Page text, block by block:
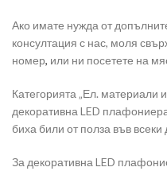
Ако имате нужда от
консултация с нас, моля
номер, или ни посетете на
Категорията „Ел. материали
декоративна LED
биха били от полза във всеки
За декоративна LED